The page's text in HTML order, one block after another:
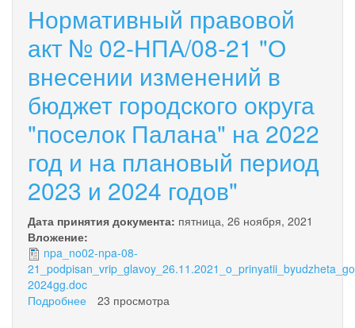
АКТ
01-
26
Нормативный правовой
акт № 02-НПА/08-21 "О
внесении изменений в
бюджет городского округа
"поселок Палана" на 2022
год и на плановый период
2023 и 2024 годов"
Дата принятия документа: пятница, 26 ноября, 2021
Вложение:
npa_no02-npa-08-
2024gg.doc
Подробнее
23 просмотра